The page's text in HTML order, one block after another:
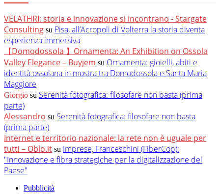
VELATHRI: storia e innovazione si incontrano - Stargate
Consulting su Pisa, all’Acropoli di Volterra la storia diventa
esperienza immersiva
【Domodossola 】Ornamenta: An Exhibition on Ossola
Valley Elegance – Buyjem su Ornamenta: gioielli, abiti e
identità ossolana in mostra tra Domodossola e Santa Maria
Maggiore
Giorgio su Serenità fotografica: filosofare non basta (prima
parte)
Alessandro su Serenità fotografica: filosofare non basta
(prima parte)
Internet e territorio nazionale: la rete non è uguale per
tutti – Oblo.it su Imprese, Franceschini (FiberCop):
"Innovazione e fibra strategiche per la digitalizzazione del
Paese"
Pubblicità